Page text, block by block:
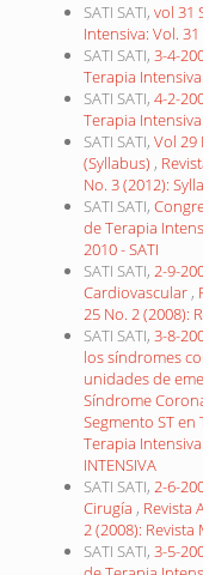
SATI SATI, vol 31
Intensiva: Vol.
SATI SATI, 3-4-
Terapia
SATI SATI, 4-2-
Terapia
SATI SATI, Vol 29
(Syllabus) ,
No. 3 (2012):
SATI SATI,
de Terapia
2010 - SATI
SATI SATI, 2-9-
Cardiovascular ,
25 No. 2 (2008):
SATI SATI, 3-8-
los síndromes
unidades de
Síndrome
Segmento ST en
Terapia
INTENSIVA
SATI SATI, 2-6-
Cirugía , Revista
2 (2008): Revista
SATI SATI, 3-5-